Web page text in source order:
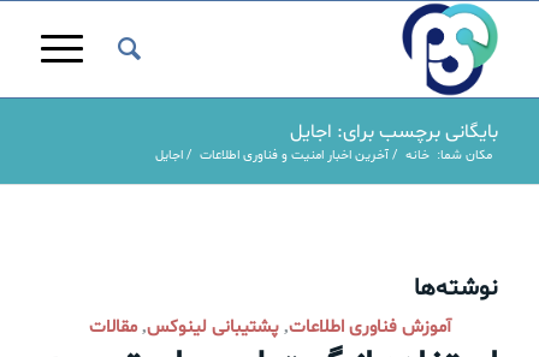
بایگانی برچسب برای: اجایل
مکان شما: خانه / آخرین اخبار امنیت و فناوری اطلاعات / اجایل
نوشته‌ها
آموزش فناوری اطلاعات,پشتیبانی لینوکس,مقالات